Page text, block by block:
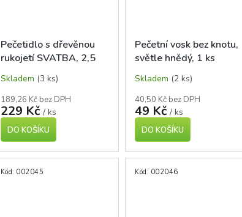
Pečetidlo s dřevěnou
rukojetí SVATBA, 2,5
Skladem (3 ks)
189,26 Kč bez DPH
229 Kč / ks
DO KOŠÍKU
Pečetní vosk bez knotu,
světle hnědý, 1 ks
Skladem (2 ks)
40,50 Kč bez DPH
49 Kč / ks
DO KOŠÍKU
Kód: 002045 Kód: 002046